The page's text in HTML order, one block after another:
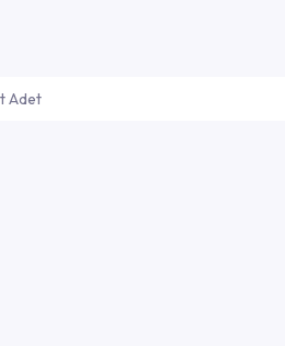
Adet